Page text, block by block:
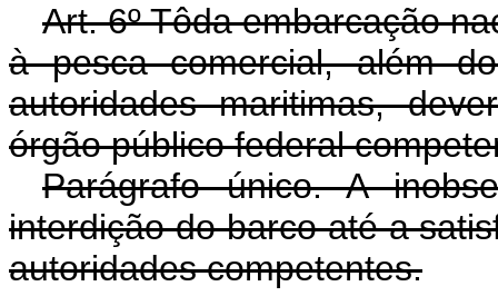
Art. 6º Tôda embarcação
à pesca comercial, além
autoridades maritimas,
órgão público federal
Parágrafo único. A
interdição do barco até a
autoridades competentes.